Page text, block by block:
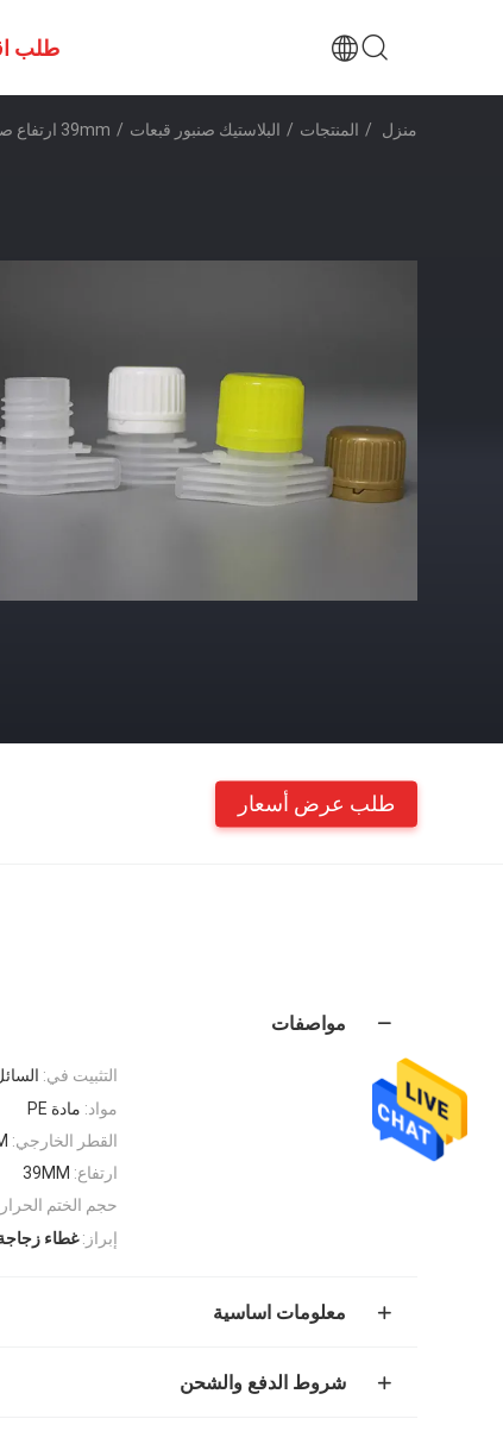
طلب
منزل / المنتجات / البلاستيك صنبور قبعات / 39mm ارتفاع صب PLEMENT مع خاتم المسيل للدموع سهلة للحصول على الحقيبة السائلة
طلب عرض أسعار
مواصفات
التثبيت في:
مواد: مادة PE
القطر الخارجي:
ارتفاع: 39MM
حجم الختم
إبراز: غطاء
معلومات اساسية
شروط الدفع والشحن